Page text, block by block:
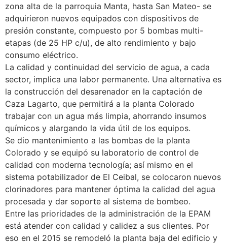
zona alta de la parroquia Manta, hasta San Mateo- se
adquirieron nuevos equipados con dispositivos de
presión constante, compuesto por 5 bombas multi-
etapas (de 25 HP c/u), de alto rendimiento y bajo
consumo eléctrico.
La calidad y continuidad del servicio de agua, a cada
sector, implica una labor permanente. Una alternativa es
la construcción del desarenador en la captación de
Caza Lagarto, que permitirá a la planta Colorado
trabajar con un agua más limpia, ahorrando insumos
químicos y alargando la vida útil de los equipos.
Se dio mantenimiento a las bombas de la planta
Colorado y se equipó su laboratorio de control de
calidad con moderna tecnología; así mismo en el
sistema potabilizador de El Ceibal, se colocaron nuevos
clorinadores para mantener óptima la calidad del agua
procesada y dar soporte al sistema de bombeo.
Entre las prioridades de la administración de la EPAM
está atender con calidad y calidez a sus clientes. Por
eso en el 2015 se remodeló la planta baja del edificio y